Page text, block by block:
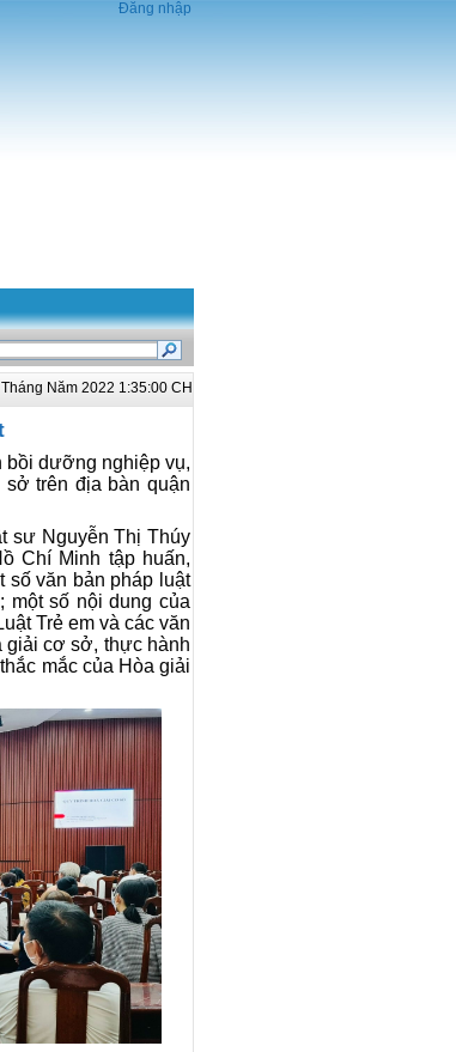
Đăng nhập
Năm 2022 1:35:00 CH
bồi dưỡng nghiệp vụ,
trên địa bàn quận
sư Nguyễn Thị Thúy
Chí Minh tập huấn,
số văn bản pháp luật
một số nội dung của
Trẻ em và các văn
giải cơ sở, thực hành
mắc của Hòa giải